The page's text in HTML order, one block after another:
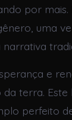
por mais.
uma
e
terra. Este
perfeito